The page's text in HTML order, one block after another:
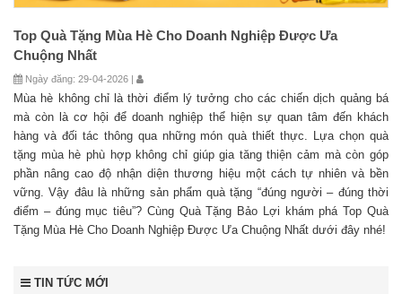
Top Quà Tặng Mùa Hè Cho Doanh Nghiệp Được Ưa
Chuộng Nhất
Ngày đăng: 29-04-2026 |
Mùa hè không chỉ là thời điểm lý tưởng cho các chiến dịch quảng bá
mà còn là cơ hội để doanh nghiệp thể hiện sự quan tâm đến khách
hàng và đối tác thông qua những món quà thiết thực. Lựa chọn quà
tặng mùa hè phù hợp không chỉ giúp gia tăng thiện cảm mà còn góp
phần nâng cao độ nhận diện thương hiệu một cách tự nhiên và bền
vững. Vậy đâu là những sản phẩm quà tặng “đúng người – đúng thời
điểm – đúng mục tiêu”? Cùng Quà Tặng Bảo Lợi khám phá Top Quà
Tặng Mùa Hè Cho Doanh Nghiệp Được Ưa Chuộng Nhất dưới đây nhé!
TIN TỨC MỚI